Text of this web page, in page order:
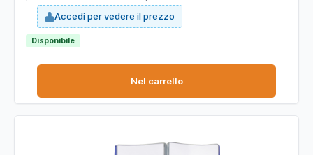
e la particolare saldatura facilitano la consultazione. Formato
contenuto 150x210mm. Ideale per menù, libretti dei canti etc.
Accedi per vedere il prezzo
Disponibile
Nel carrello